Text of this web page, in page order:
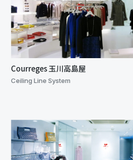
Courreges 玉川高島屋
Ceiling Line System